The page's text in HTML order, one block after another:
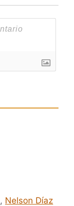
, Nelson Díaz